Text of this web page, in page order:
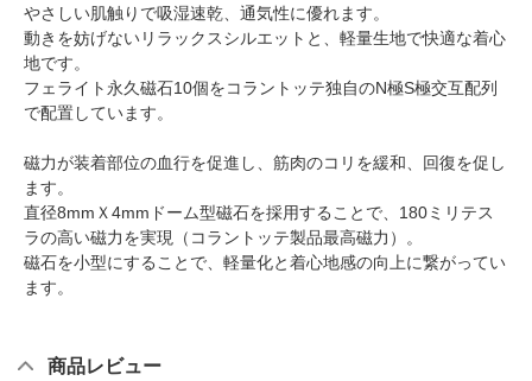
やさしい肌触りで吸湿速乾、通気性に優れます。
動きを妨げないリラックスシルエットと、軽量生地で快適な着心
地です。
フェライト永久磁石10個をコラントッテ独自のN極S極交互配列
で配置しています。
磁力が装着部位の血行を促進し、筋肉のコリを緩和、回復を促し
ます。
直径8mmＸ4mmドーム型磁石を採用することで、180ミリテス
ラの高い磁力を実現（コラントッテ製品最高磁力）。
磁石を小型にすることで、軽量化と着心地感の向上に繋がってい
ます。
商品レビュー